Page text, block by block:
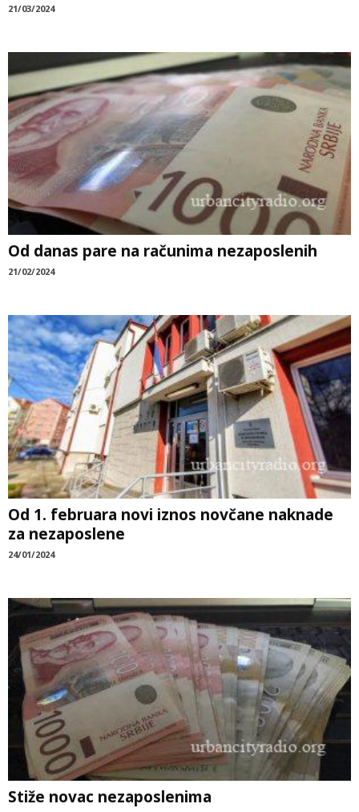
21/03/2024
Od danas pare na računima nezaposlenih
21/02/2024
Od 1. februara novi iznos novčane naknade
za nezaposlene
24/01/2024
Stiže novac nezaposlenima